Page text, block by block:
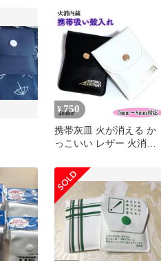
¥ 750
携帯灰皿 火が消える か
っこいい レザー 火消内
イト ブラック おしゃれ
ポータブルアッシュトレ
イ 軽い 便利 タバコ 喫煙
具 屋外 煙草 かわいい レ
ディース メンズ